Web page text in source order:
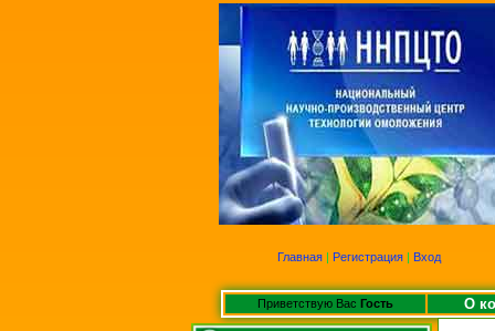
Главная | Регистрация | Вход
Приветствую Вас Гость О